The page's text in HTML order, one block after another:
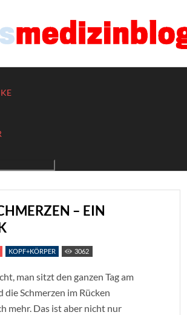
– EIN
KOPF+KÖRPER 3062
man sitzt den ganzen Tag am
die Schmerzen im Rücken
mehr. Das ist aber nicht nur